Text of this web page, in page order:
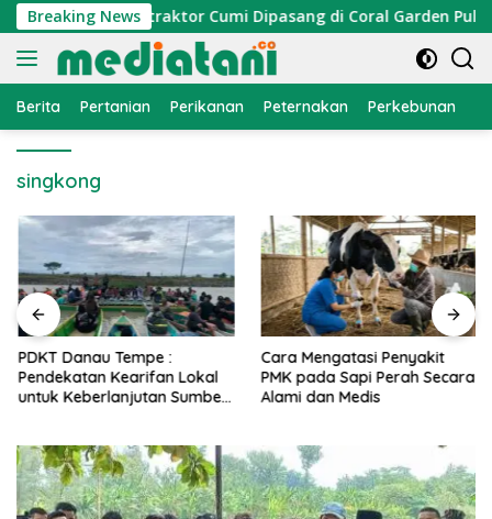
Langsung
ke
konten
Breaking News
Nelayan, Atraktor Cumi Dipasang di Coral Garden Pulau
Berita Pertanian Perikanan Peternakan Perkebunan
singkong
PDKT Danau Tempe :
Pendekatan Kearifan Lokal
untuk Keberlanjutan Sumber
Cara Mengatasi Penyakit
PMK pada Sapi Perah Secara
Alami dan Medis